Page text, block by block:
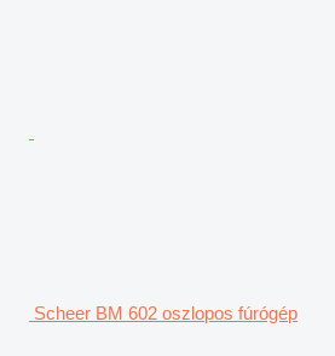
Scheer BM 602 oszlopos fúrógép